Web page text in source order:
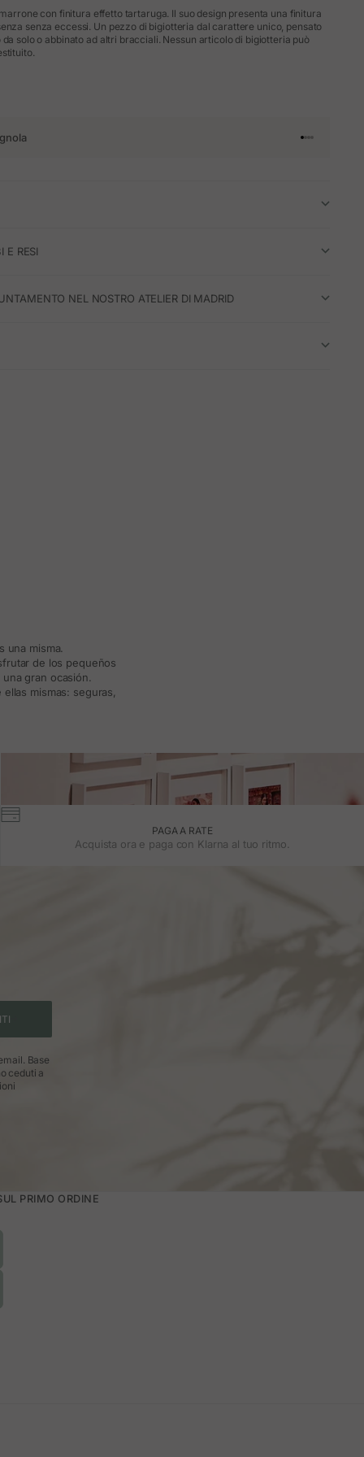
con finitura effetto tartaruga. Il suo design presenta una finitura
senza eccessi. Un pezzo di bigiotteria dal carattere unico, pensato
solo o abbinato ad altri bracciali. Nessun articolo di bigiotteria può
Vai
Vai
Vai
Vai
E RESI
NEL NOSTRO ATELIER DI MADRID
misma.
de los pequeños
gran ocasión.
mismas: seguras,
PAGA A RATE
Acquista ora e paga con Klarna al tuo ritmo.
Base
ceduti a
PRIMO ORDINE